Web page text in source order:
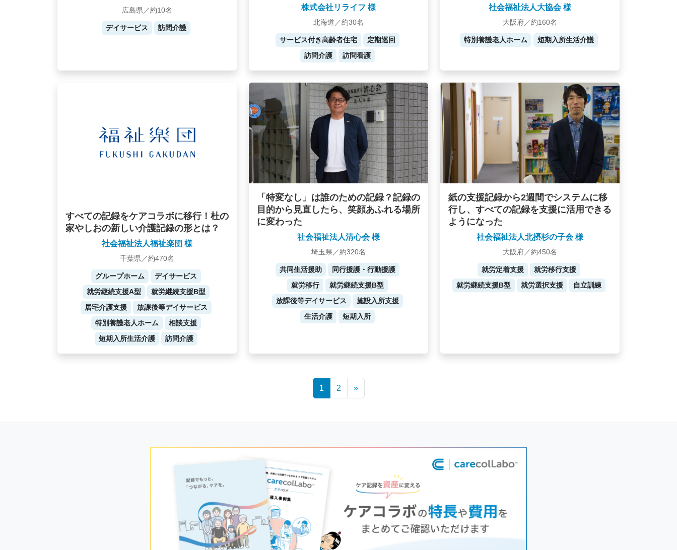
広島県／約10名
デイサービス 訪問介護
株式会社リライフ 様
北海道／約30名
サービス付き高齢者住宅
定期巡回
訪問介護
訪問看護
社会福祉法人大協会 様
大阪府／約160名
特別養護老人ホーム 短期入所生活介護
すべての記録をケアコラボに移行！杜の
家やしおの新しい介護記録の形とは？
社会福祉法人福祉楽団 様
千葉県／約470名
グループホーム
デイサービス
就労継続支援A型
就労継続支援B型
居宅介護支援
放課後等デイサービス
特別養護老人ホーム
相談支援
短期入所生活介護
訪問介護
「特変なし」は誰のための記録？記録の
目的から見直したら、笑顔あふれる場所
に変わった
社会福祉法人清心会 様
埼玉県／約320名
共同生活援助
同行援護・行動援護
就労移行
就労継続支援B型
放課後等デイサービス
施設入所支援
生活介護
短期入所
紙の支援記録から2週間でシステムに移
行し、すべての記録を支援に活用できる
ようになった
社会福祉法人北摂杉の子会 様
大阪府／約450名
就労定着支援
就労移行支援
就労継続支援B型
就労選択支援 自立訓練
1 2 »